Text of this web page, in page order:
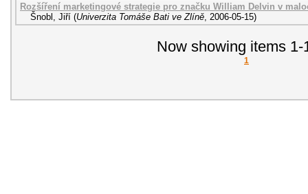
Rozšíření marketingové strategie pro značku William Delvin v
Šnobl, Jiří (Univerzita Tomáše Bati ve Zlíně 2006-05-15)
Now showing items 1-
1